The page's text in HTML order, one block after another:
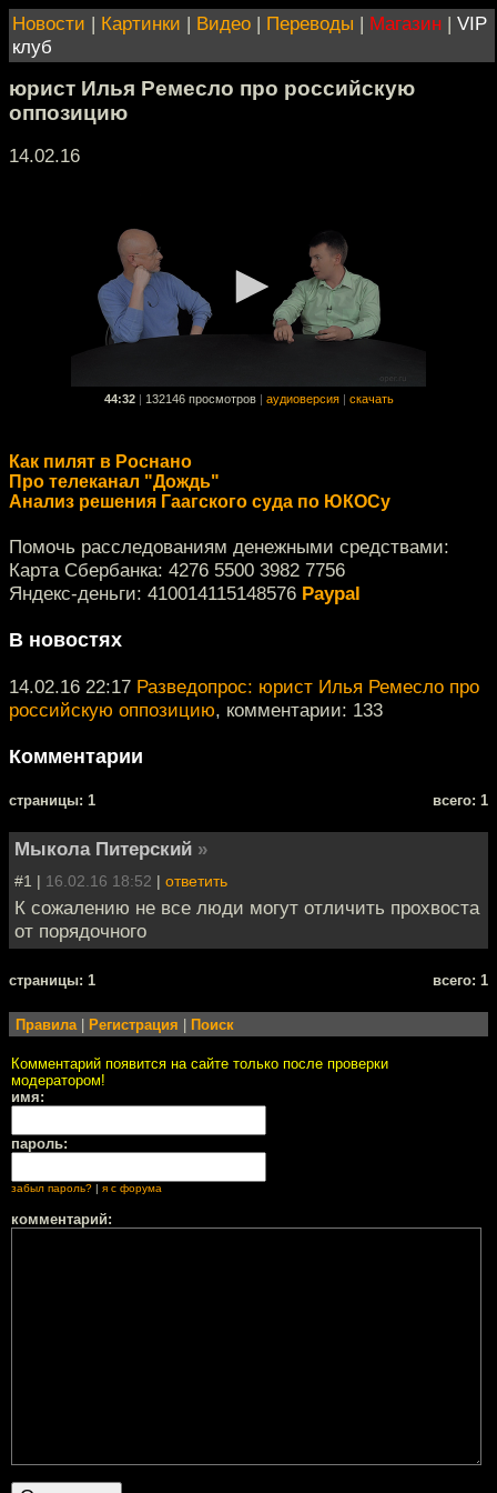
Новости | Картинки | Видео | Переводы | Магазин | VIP
клуб
юрист Илья Ремесло про российскую
оппозицию
14.02.16
44:32 132146 просмотров аудиоверсия скачать
Как пилят в Роснано
Про телеканал "Дождь"
Анализ решения Гаагского суда по ЮКОСу
Помочь расследованиям денежными средствами:
Карта Сбербанка: 4276 5500 3982 7756
Яндекс-деньги: 410014115148576 Paypal
В новостях
14.02.16 22:17 Разведопрос: юрист Илья Ремесло про
российскую оппозицию, комментарии: 133
Комментарии
cтраницы: 1 всего: 1
Мыкола Питерский »
#1 | 16.02.16 18:52 | ответить
К сожалению не все люди могут отличить прохвоста
от порядочного
cтраницы: 1 всего: 1
Правила| Регистрация Поиск
Комментарий появится на сайте только после проверки
модератором!
имя:
пароль:
забыл пароль? я с форума
комментарий: